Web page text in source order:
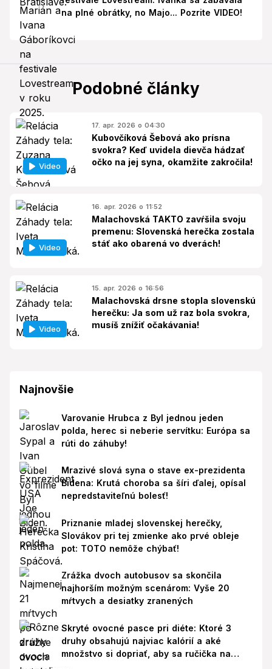
na plné obrátky, no Majo... Pozrite VIDEO!
Podobné články
Video
17. apr. 2026 o 04:30
Kubovčíková Šebová ako prísna
svokra? Keď uvidela dievča hádzať
očko na jej syna, okamžite zakročila!
Video
16. apr. 2026 o 11:52
Malachovská TAKTO zavŕšila svoju
premenu: Slovenská herečka zostala
stáť ako obarená vo dverách!
Video
15. apr. 2026 o 16:56
Malachovská drsne stopla slovenskú
herečku: Ja som už raz bola svokra,
musíš znížiť očakávania!
Najnovšie
Varovanie Hrubca z Byl jednou jeden
polda, herec si neberie servítku: Európa sa
rúti do záhuby!
Mrazivé slová syna o stave ex-prezidenta
Bidena: Krutá choroba sa šíri ďalej, opísal
nepredstaviteľnú bolesť!
Priznanie mladej slovenskej herečky,
Slovákov pri tej zmienke ako prvé obleje
pot: TOTO nemôže chýbať!
Zrážka dvoch autobusov sa skončila
najhorším možným scenárom: Vyše 20
mŕtvych a desiatky zranených
Skryté ovocné pasce pri diéte: Ktoré 3
druhy obsahujú najviac kalórií a aké
množstvo si dopriať, aby sa ručička na